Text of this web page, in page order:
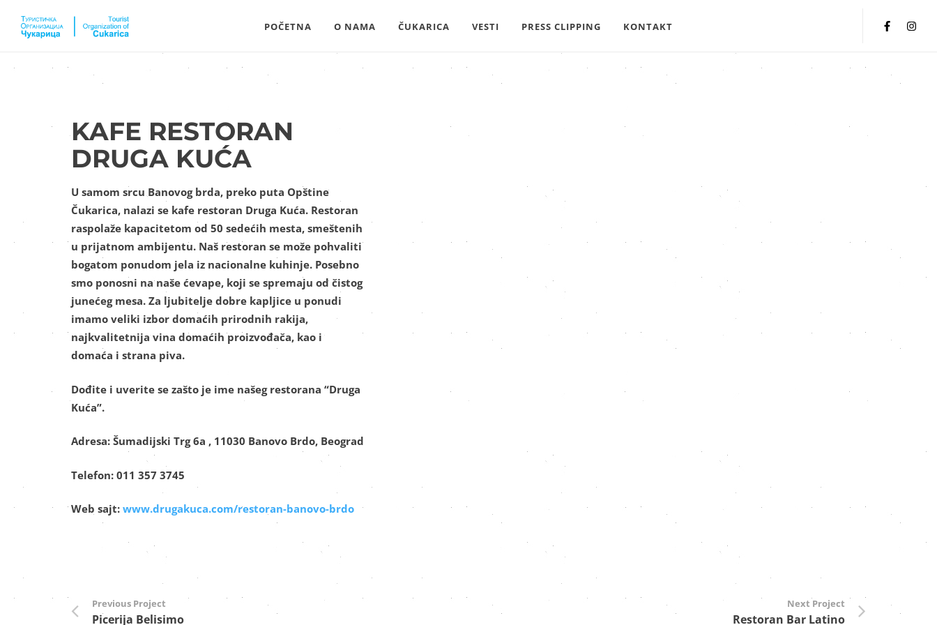
POČETNA O NAMA ČUKARICA VESTI PRESS CLIPPING KONTAKT
KAFE RESTORAN
DRUGA KUĆA
U samom srcu Banovog brda, preko puta Opštine
Čukarica, nalazi se kafe restoran Druga Kuća. Restoran
raspolaže kapacitetom od 50 sedećih mesta, smeštenih
u prijatnom ambijentu. Naš restoran se može pohvaliti
bogatom ponudom jela iz nacionalne kuhinje. Posebno
smo ponosni na naše ćevape, koji se spremaju od čistog
junećeg mesa. Za ljubitelje dobre kapljice u ponudi
imamo veliki izbor domaćih prirodnih rakija,
najkvalitetnija vina domaćih proizvođača, kao i
domaća i strana piva.
Dođite i uverite se zašto je ime našeg restorana “Druga
Kuća”.
Adresa: Šumadijski Trg 6a , 11030 Banovo Brdo, Beograd
Telefon: 011 357 3745
Web sajt: www.drugakuca.com/restoran-banovo-brdo
Previous Project
Picerija Belisimo
Next Project
Restoran Bar Latino